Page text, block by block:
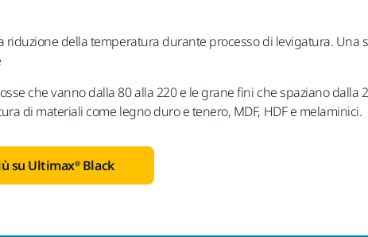
della temperatura durante processo di levigatura. Una
che vanno dalla 80 alla 220 e le grane fini che spaziano dalla
di materiali come legno duro e tenero, MDF, HDF e melaminici.
su Ultimax® Black